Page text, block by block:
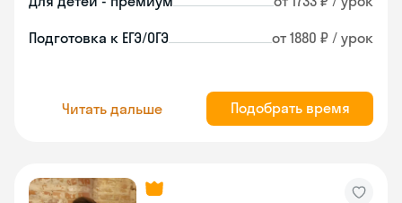
Подготовка к ЕГЭ/ОГЭ от 1880 ₽ / урок
Читать дальше Подобрать время